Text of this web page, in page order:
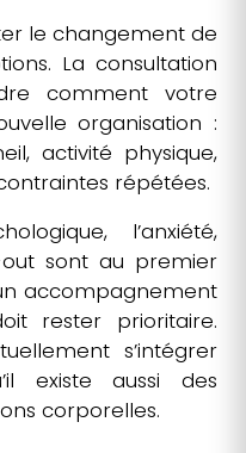
le changement de
La consultation
comment votre
organisation :
activité physique,
répétées.
l’anxiété,
sont au premier
accompagnement
rester prioritaire.
s’intégrer
existe aussi des
corporelles.